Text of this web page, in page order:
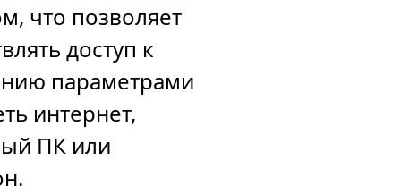
что позволяет
доступ к
параметрами
интернет,
ПК или